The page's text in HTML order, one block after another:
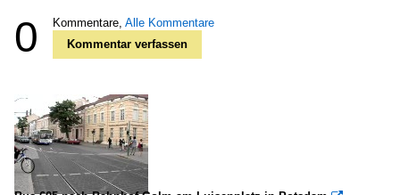
0 Kommentare, Alle Kommentare
Kommentar verfassen